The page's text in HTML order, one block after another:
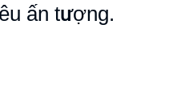
ấn tượng.